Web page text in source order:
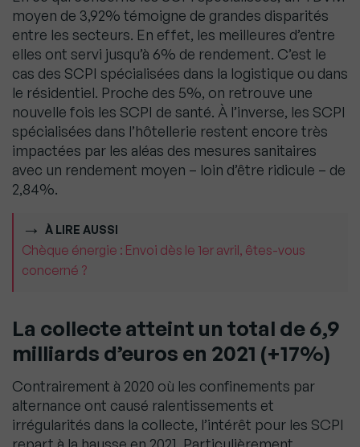
moyen de 3,92% témoigne de grandes disparités
entre les secteurs. En effet, les meilleures d’entre
elles ont servi jusqu’à 6% de rendement. C’est le
cas des SCPI spécialisées dans la logistique ou dans
le résidentiel. Proche des 5%, on retrouve une
nouvelle fois les SCPI de santé. À l’inverse, les SCPI
spécialisées dans l’hôtellerie restent encore très
impactées par les aléas des mesures sanitaires
avec un rendement moyen – loin d’être ridicule – de
2,84%.
À LIRE AUSSI
Chèque énergie : Envoi dès le 1er avril, êtes-vous
concerné ?
La collecte atteint un total de 6,9
milliards d’euros en 2021 (+17%)
Contrairement à 2020 où les confinements par
alternance ont causé ralentissements et
irrégularités dans la collecte, l’intérêt pour les SCPI